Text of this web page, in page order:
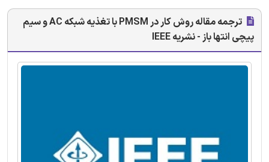
ترجمه مقاله روش کار در PMSM با تغذیه شبکه AC و سیم
پیچی انتها باز - نشریه IEEE